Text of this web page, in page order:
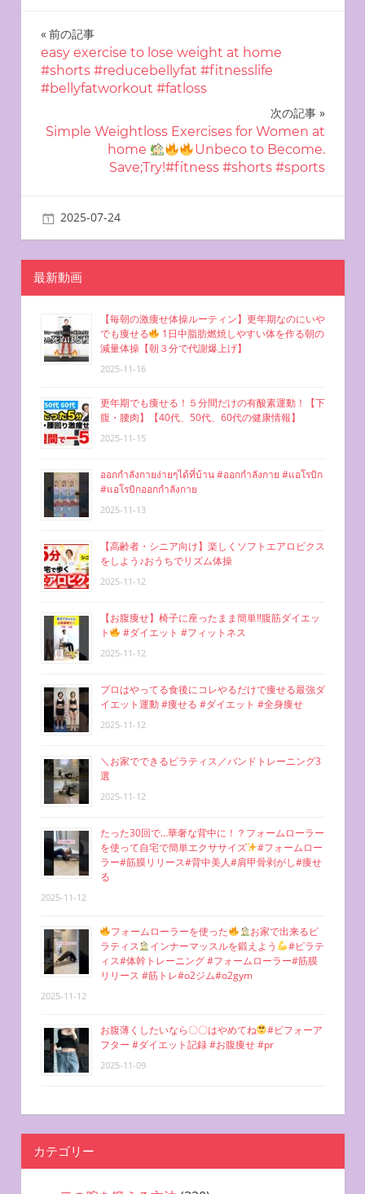
投
稿
ナ
ビ
シ
ョ
ン
前の記事
easy exercise to lose weight at home
#shorts #reducebellyfat #fitnesslife
#bellyfatworkout #fatloss
次の記事
Simple Weightloss Exercises for Women at
home
Unbeco to Become.
Save;Try!#fitness #shorts #sports
2025-07-24
最新動画
【毎朝の激痩せ体操ルーティン】更年期なのにいや
でも痩せる
1日中脂肪燃焼しやすい体を作る朝の
減量体操【朝３分で代謝爆上げ】
2025-11-16
更年期でも痩せる！５分間だけの有酸素運動！【下
腹・腰肉】【40代、50代、60代の健康情報】
2025-11-15
ออกกำลังกายง่ายๆได้ที่บ้าน #ออกกำลังกาย #แอโรบิก
#แอโรบิกออกกำลังกาย
2025-11-13
【高齢者・シニア向け】楽しくソフトエアロビクス
をしよう♪おうちでリズム体操
2025-11-12
【お腹痩せ】椅子に座ったまま簡単‼︎腹筋ダイエッ
ト
#ダイエット #フィットネス
2025-11-12
プロはやってる食後にコレやるだけで痩せる最強ダ
イエット運動 #痩せる #ダイエット #全身痩せ
2025-11-12
＼お家でできるピラティス／バンドトレーニング3
選
2025-11-12
たった30回で…華奢な背中に！？フォームローラー
を使って自宅で簡単エクササイズ
#フォームロー
ラー#筋膜リリース#背中美人#肩甲骨剥がし#痩せ
る
2025-11-12
フォームローラーを使った
お家で出来るピ
ラティス
インナーマッスルを鍛えよう
#ピラテ
ィス#体幹トレーニング #フォームローラー#筋膜
リリース #筋トレ#o2ジム#o2gym
2025-11-12
お腹薄くしたいなら〇〇はやめてね
#ビフォーア
フター #ダイエット記録 #お腹痩せ #pr
2025-11-09
カテゴリー